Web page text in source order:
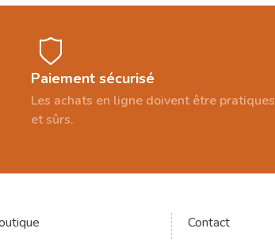
Paiement sécurisé
Les achats en ligne doivent être pratiques
et sûrs.
Contact